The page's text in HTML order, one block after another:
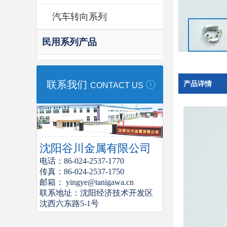
汽车转向系列
民用系列产品
联系我们 CONTACT US
沈阳谷川金属有限公司
电话：86-024-2537-1770
传真：86-024-2537-1750
邮箱： yingye@tanigawa.cn
联系地址：沈阳经济技术开发区
沈西六东路5-1号
产品详情